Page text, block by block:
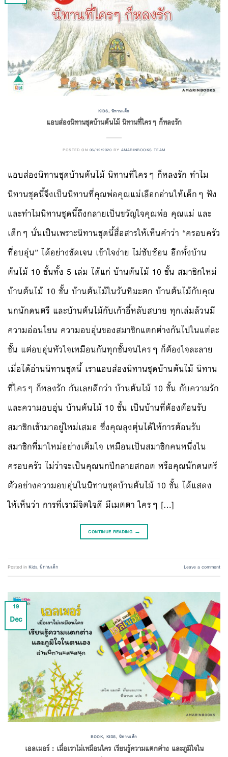
KIDS, นิทานเด็ก
แอบส่องนิทานชุดบ้านต้นไม้ นิทานที่ใครๆ ก็หลงรัก
POSTED ON 06/12/2020 BY AMARINBOOKS TEAM
แอบส่องนิทานชุดบ้านต้นไม้ นิทานที่ใครๆ ก็หลงรัก ทำไม
นิทานชุดนี้จึงเป็นนิทานที่คุณพ่อคุณแม่เลือกอ่านให้เด็กๆ ฟัง
และทำไมนิทานชุดนี้ถึงกลายเป็นขวัญใจคุณพ่อ คุณแม่ และ
เด็กๆ นั่นเป็นเพราะนิทานชุดนี้สื่อสารให้เห็นคำว่า “ครอบครัว
ที่อบอุ่น” ได้อย่างชัดเจน เข้าใจง่าย ไม่ซับซ้อน อีกทั้งบ้าน
ต้นไม้ 10 ชั้นทั้ง 5 เล่ม ได้แก่ บ้านต้นไม้ 10 ชั้น สมาชิกใหม่
บ้านต้นไม้ 10 ชั้น บ้านต้นไม้ในวันหิมะตก บ้านต้นไม้กับคุณ
นกนักดนตรี และบ้านต้นไม้กับเก้าอี้หลับสบาย ทุกเล่มล้วนมี
ความอ่อนโยน ความอบอุ่นของสมาชิกแตกต่างกันไปในแต่ละ
ชั้น แต่อบอุ่นหัวใจเหมือนกันทุกชั้นจนใครๆ ก็ต้องใจละลาย
เมื่อได้อ่านนิทานชุดนี้ เราแอบส่องนิทานชุดบ้านต้นไม้ นิทาน
ที่ใครๆ ก็หลงรัก กันเลยดีกว่า บ้านต้นไม้ 10 ชั้น กับความรัก
และความอบอุ่น บ้านต้นไม้ 10 ชั้น เป็นบ้านที่ต้องต้อนรับ
สมาชิกเข้ามาอยู่ใหม่เสมอ ซึ่งคุณลุงตุ่นได้ให้การต้อนรับ
สมาชิกที่มาใหม่อย่างเต็มใจ เหมือนเป็นสมาชิกคนหนึ่งใน
ครอบครัว ไม่ว่าจะเป็นคุณนกปีกลายสกอต หรือคุณนักดนตรี
ตัวอย่างความอบอุ่นในนิทานชุดบ้านต้นไม้ 10 ชั้น ได้แสดง
ให้เห็นว่า การที่เรามีจิตใจดี มีเมตตา ใครๆ […]
CONTINUE READING →
Posted inKids,นิทานเด็ก Leave a comment
19
Dec
BOOK, KIDS, นิทานเด็ก
เอลเมอร์ : เมื่อเราไม่เหมือนใคร เรียนรู้ความแตกต่าง และภูมิใจใน